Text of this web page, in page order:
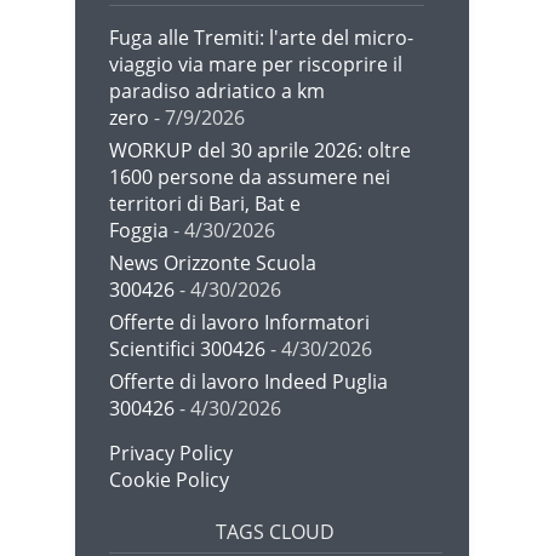
Fuga alle Tremiti: l'arte del micro-
viaggio via mare per riscoprire il
paradiso adriatico a km
zero - 7/9/2026
WORKUP del 30 aprile 2026: oltre
1600 persone da assumere nei
territori di Bari, Bat e
Foggia - 4/30/2026
News Orizzonte Scuola
300426- 4/30/2026
Offerte di lavoro Informatori
Scientifici 300426- 4/30/2026
Offerte di lavoro Indeed Puglia
300426- 4/30/2026
Privacy Policy
Cookie Policy
TAGS CLOUD